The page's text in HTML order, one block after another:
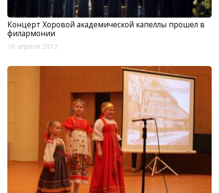
Концерт Хоровой академической капеллы прошел в
филармонии
16 апреля 2012